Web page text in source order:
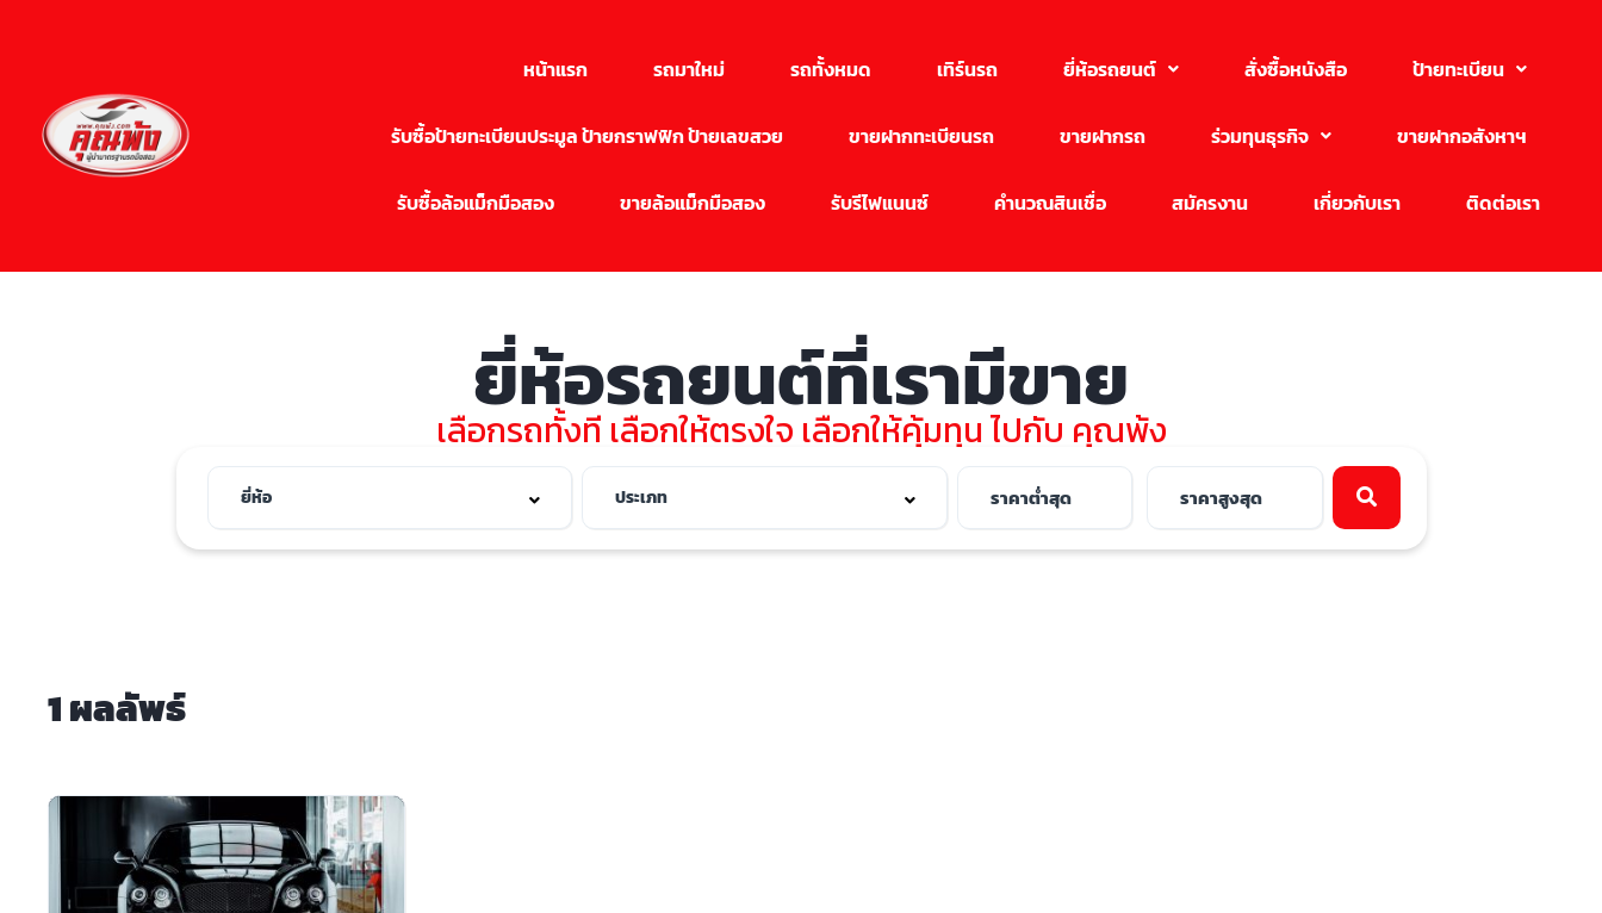
หน้าแรก รถมาใหม่ รถทั้งหมด เทิร์นรถ ยี่ห้อรถยนต์ สั่งซื้อหนังสือ ป้ายทะเบียน
รับซื้อป้ายทะเบียนประมูล ป้ายกราฟฟิก ป้ายเลขสวย ขายฝากทะเบียนรถ ขายฝากรถ ร่วมทุนธุรกิจ ขายฝากอสังหาฯ
รับซื้อล้อแม็กมือสอง ขายล้อแม็กมือสอง รับรีไฟแนนซ์ คำนวณสินเชื่อ สมัครงาน เกี่ยวกับเรา ติดต่อเรา
ยี่ห้อรถยนต์ที่เรามีขาย
เลือกรถทั้งที เลือกให้ตรงใจ เลือกให้คุ้มทุน ไปกับ คุณพ้ง
1 ผลลัพธ์